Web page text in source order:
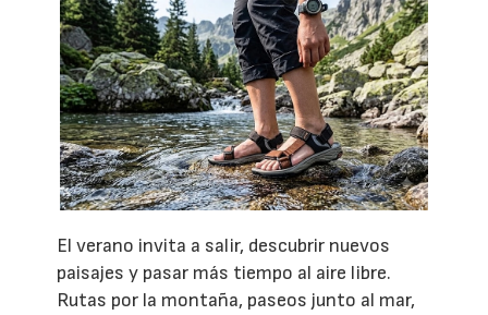
El verano invita a salir, descubrir nuevos
paisajes y pasar más tiempo al aire libre.
Rutas por la montaña, paseos junto al mar,